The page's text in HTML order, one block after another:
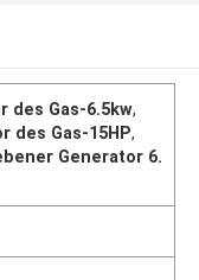
des Gas-6.5kw,
des Gas-15HP,
Generator 6.